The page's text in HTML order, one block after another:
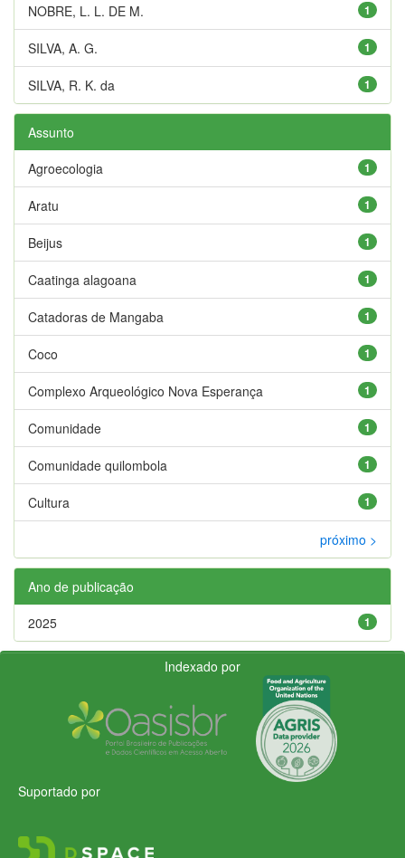
1
NOBRE, L. L. DE M.
1
SILVA, A. G.
1
SILVA, R. K. da
Assunto
1
Agroecologia
1
Aratu
1
Beijus
1
Caatinga alagoana
1
Catadoras de Mangaba
1
Coco
1
Complexo Arqueológico Nova Esperança
1
Comunidade
1
Comunidade quilombola
1
Cultura
próximo >
Ano de publicação
1
2025
Indexado por
Suportado por